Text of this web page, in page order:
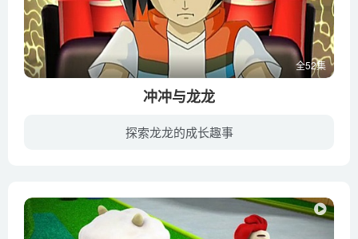
全52集
冲冲与龙龙
探索龙龙的成长趣事